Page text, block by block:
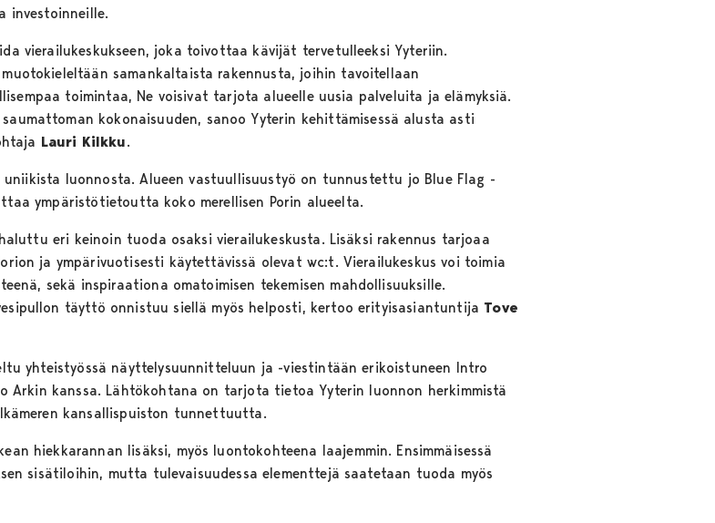
investoinneille.
vierailukeskukseen, joka toivottaa kävijät tervetulleeksi Yyteriin.
samankaltaista rakennusta, joihin tavoitellaan
toimintaa, Ne voisivat tarjota alueelle uusia palveluita ja elämyksiä.
kokonaisuuden, sanoo Yyterin kehittämisessä alusta asti
Lauri Kilkku.
luonnosta. Alueen vastuullisuustyö on tunnustettu jo Blue Flag -
ympäristötietoutta koko merellisen Porin alueelta.
eri keinoin tuoda osaksi vierailukeskusta. Lisäksi rakennus tarjoaa
ja ympärivuotisesti käytettävissä olevat wc:t. Vierailukeskus voi toimia
sekä inspiraationa omatoimisen tekemisen mahdollisuuksille.
täyttö onnistuu siellä myös helposti, kertoo erityisasiantuntija Tove
yhteistyössä näyttelysuunnitteluun ja -viestintään erikoistuneen Intro
Arkin kanssa. Lähtökohtana on tarjota tietoa Yyterin luonnon herkimmistä
kansallispuiston tunnettuutta.
hiekkarannan lisäksi, myös luontokohteena laajemmin. Ensimmäisessä
sisätiloihin, mutta tulevaisuudessa elementtejä saatetaan tuoda myös